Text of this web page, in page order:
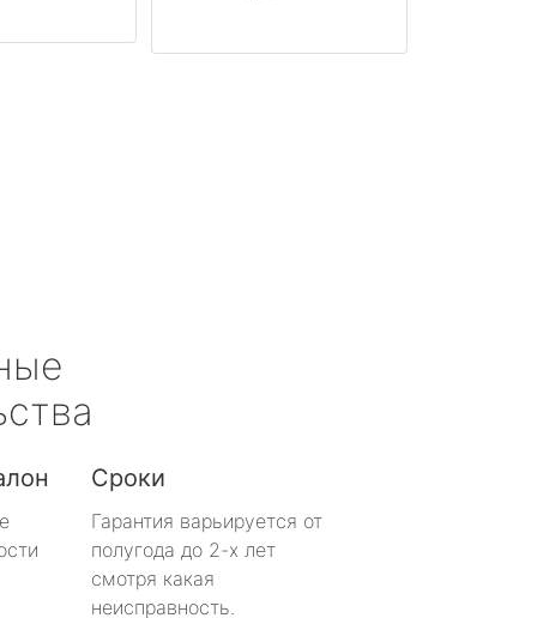
Сроки
Гарантия варьируется от
полугода до 2-х лет
смотря какая
неисправность.